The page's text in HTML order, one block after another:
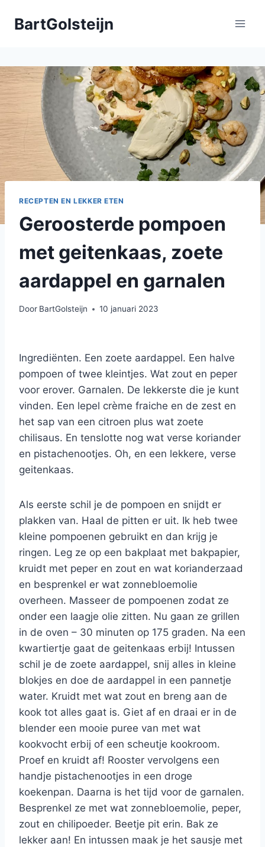
naarBartGolsteijn
RECEPTEN EN LEKKER ETEN
Geroosterde pompoen
met geitenkaas, zoete
aardappel en garnalen
Door BartGolsteijn 10 januari 2023
Ingrediënten. Een zoete aardappel. Een halve
pompoen of twee kleintjes. Wat zout en peper
voor erover. Garnalen. De lekkerste die je kunt
vinden. Een lepel crème fraiche en de zest en
het sap van een citroen plus wat zoete
chilisaus. En tenslotte nog wat verse koriander
en pistachenootjes. Oh, en een lekkere, verse
geitenkaas.
Als eerste schil je de pompoen en snijdt er
plakken van. Haal de pitten er uit. Ik heb twee
kleine pompoenen gebruikt en dan krijg je
ringen. Leg ze op een bakplaat met bakpapier,
kruidt met peper en zout en wat korianderzaad
en besprenkel er wat zonnebloemolie
overheen. Masseer de pompoenen zodat ze
onder een laagje olie zitten. Nu gaan ze grillen
in de oven – 30 minuten op 175 graden. Na een
kwartiertje gaat de geitenkaas erbij! Intussen
schil je de zoete aardappel, snij alles in kleine
blokjes en doe de aardappel in een pannetje
water. Kruidt met wat zout en breng aan de
kook tot alles gaat is. Giet af en draai er in de
blender een mooie puree van met wat
kookvocht erbij of een scheutje kookroom.
Proef en kruidt af! Rooster vervolgens een
handje pistachenootjes in een droge
koekenpan. Daarna is het tijd voor de garnalen.
Besprenkel ze met wat zonnebloemolie, peper,
zout en chilipoeder. Beetje pit erin. Bak ze
lekker aan! En intussen maak je het sausje met